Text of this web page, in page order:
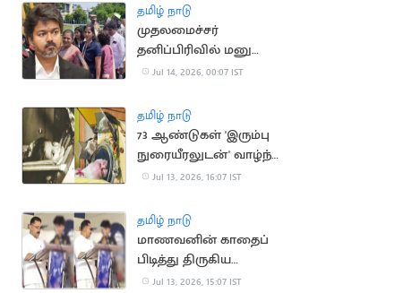
தமிழ் நாடு
முதலமைச்சர்
தனிப்பிரிவில் மனு
அளிக்க முடியாமல்
Jul 14, 2026, 00:07 IST
தமிழ் நாடு
73 ஆண்டுகள் 'இரும்பு
நுரையீரலுடன்' வாழ்ந்த
அமெரிக்க பெண்
Jul 13, 2026, 16:07 IST
தமிழ் நாடு
மாணவனின் காதைப்
பிடித்து திருகிய
முன்னாள் அமைச்சர்
Jul 13, 2026, 15:07 IST